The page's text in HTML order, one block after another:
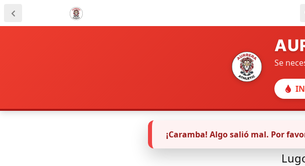
Se
¡Caramba! Algo salió mal. Por